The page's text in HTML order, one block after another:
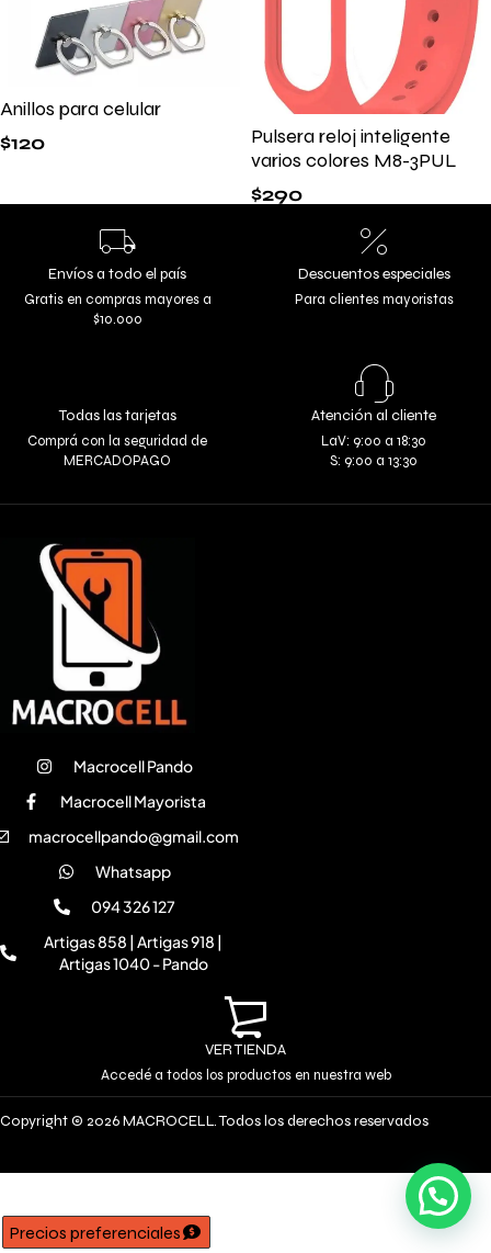
Anillos para celular
$120
Pulsera reloj inteligente
varios colores M8-3PUL
$290
Envíos a todo el país
Gratis en compras mayores a
$10.000
Descuentos especiales
Para clientes mayoristas
Todas las tarjetas
Comprá con la seguridad de
MERCADOPAGO
Atención al cliente
LaV: 9:00 a 18:30
S: 9:00 a 13:30
Macrocell Pando
Macrocell Mayorista
macrocellpando@gmail.com
Whatsapp
094 326 127
Artigas 858 | Artigas 918 |
Artigas 1040 - Pando
VER TIENDA
Accedé a todos los productos en nuestra web
Copyright © 2026 MACROCELL. Todos los derechos reservados
Precios preferenciales